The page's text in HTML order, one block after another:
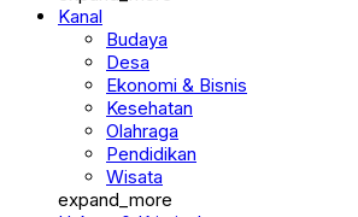
Kanal
Budaya
Desa
Ekonomi & Bisnis
Kesehatan
Olahraga
Pendidikan
Wisata
expand_more